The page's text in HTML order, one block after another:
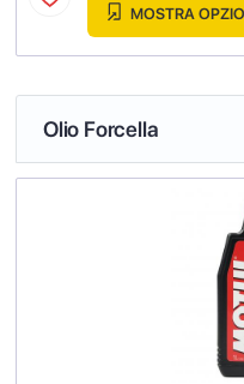
MOSTRA
Olio Forcella